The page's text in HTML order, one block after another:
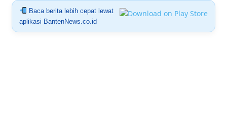
Baca berita lebih cepat lewat
aplikasi BantenNews.co.id